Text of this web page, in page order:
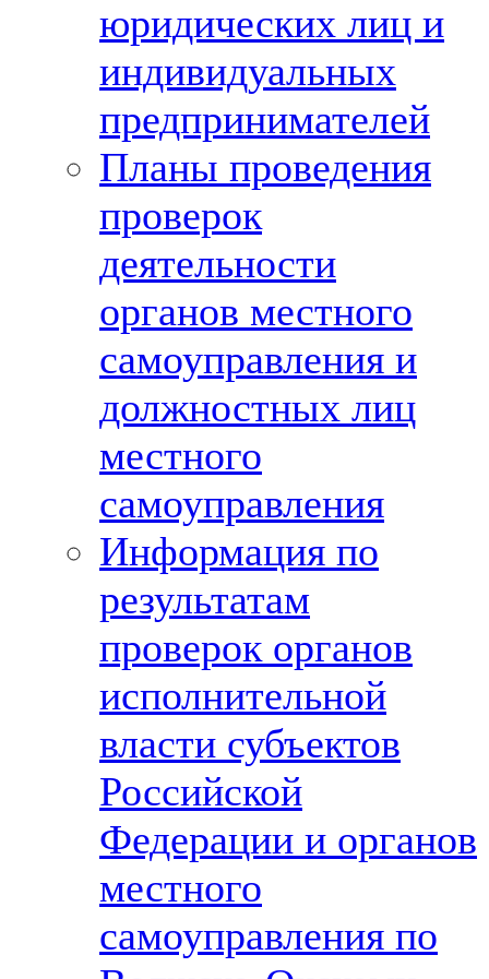
юридических лиц и
индивидуальных
предпринимателей
Планы проведения
проверок
деятельности
органов местного
самоуправления и
должностных лиц
местного
самоуправления
Информация по
результатам
проверок органов
исполнительной
власти субъектов
Российской
Федерации и органов
местного
самоуправления по